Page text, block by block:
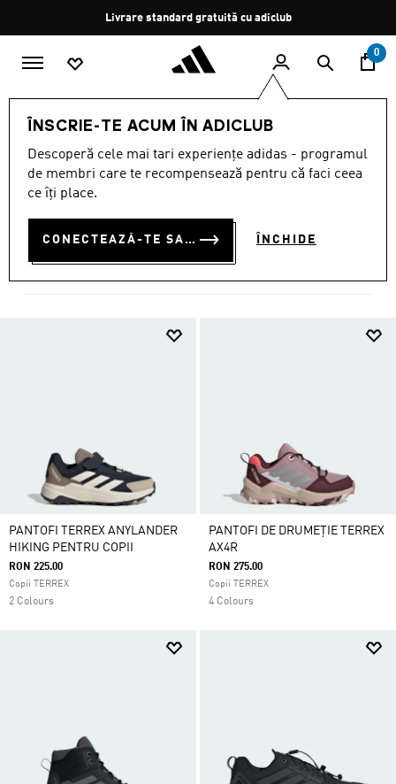
Oprește
rotația
Livrare standard gratuită cu adiclub
0
ÎNSCRIE-TE ACUM ÎN ADICLUB
Descoperă cele mai tari experiențe adidas - programul
de membri care te recompensează pentru că faci ceea
ce îți place.
CONECTEAZĂ-TE SAU ÎNSCRIE-TE ACUM ÎNCHIDE
SPORTURI Activități în aer liber
Terrex
TERREX ÎNCĂLŢĂMINTE (305)
PANTOFI TERREX ANYLANDER
HIKING PENTRU COPII
RON 225.00
Copii TERREX
2 Colours
PANTOFI DE DRUMEȚIE TERREX
AX4R
RON 275.00
Copii TERREX
4 Colours